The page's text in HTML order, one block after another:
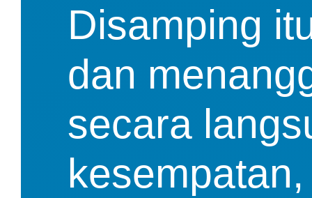
Disamping
dan
secara